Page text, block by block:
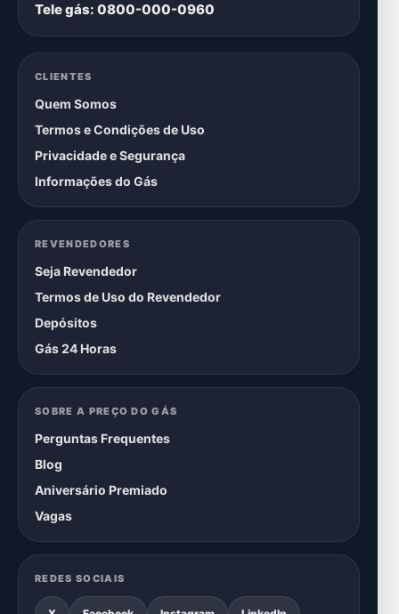
Tele gás: 0800-000-0960
CLIENTES
Quem Somos
Termos e Condições de Uso
Privacidade e Segurança
Informações do Gás
REVENDEDORES
Seja Revendedor
Termos de Uso do Revendedor
Depósitos
Gás 24 Horas
SOBRE A PREÇO DO GÁS
Perguntas Frequentes
Blog
Aniversário Premiado
Vagas
REDES SOCIAIS